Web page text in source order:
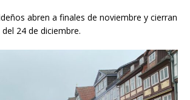
abren a finales de noviembre y cierran
24 de diciembre.